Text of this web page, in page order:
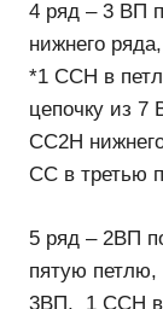
4 ряд – 3 ВП
нижнего
*1 ССН в
цепочку из
СС2Н
СС в третью
5 ряд – 2ВП
пятую петлю,
3ВП, 1 ССН в